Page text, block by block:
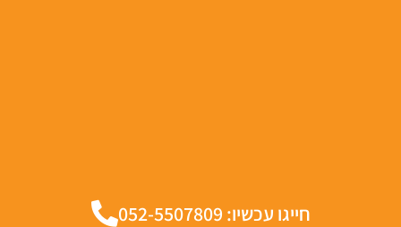
חייגו עכשיו: 052-5507809